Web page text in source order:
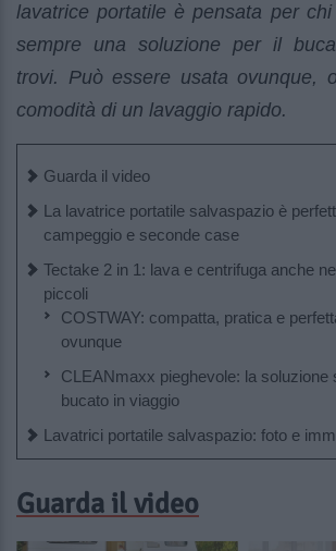
lavatrice portatile è pensata per
sempre una soluzione per il
trovi. Può essere usata ovunque,
comodità di un lavaggio rapido.
Guarda il video
La lavatrice portatile salvaspazio è
campeggio e seconde case
Tectake 2 in 1: lava e centrifuga anche
piccoli
COSTWAY: compatta, pratica e
ovunque
CLEANmaxx pieghevole: la soluzione
bucato in viaggio
Lavatrici portatile salvaspazio: foto e
Guarda il video